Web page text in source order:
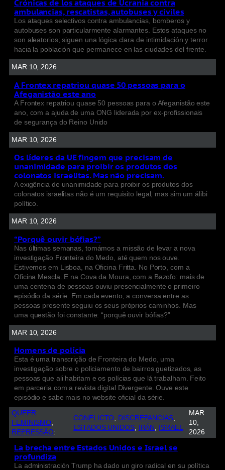
Crónicas de los ataques de Ucrania contra
ambulancias, rescatistas, autobuses y civiles
Los ataques selectivos contra ambulancias, bomberos y
autobuses son particularmente alarmantes. Estos ataques no
son aleatorios; siguen una lógica clara de intimidación y terror
hacia la población que permanece en las ciudades del frente.
MAR 10, 2026
A Frontex repatriou quase 50 pessoas para o
Afeganistão este ano
A Frontex repatriou quase 50 pessoas para o Afeganistão este
ano, com a ajuda de uma ONG liderada por ex-profissionais
de segurança do Reino Unido
MAR 10, 2026
Os líderes da UE fingem que precisam de
unanimidade para proibir os produtos dos
colonatos israelitas. Mas não precisam.
A exigência de unanimidade para proibir os produtos dos
colonatos israelitas não é um requisito legal, mas sim um álibi
político.
MAR 10, 2026
“Porquê ouvir bófias?”
Nas últimas semanas, tomámos a missão de levar a nova
investigação Fronteira do Medo, até quem nos ouve.
Estivemos em Lisboa, na Oficina Fritta. No Porto, com a
Oficina Mescla. E na Cova da Moura, com a Bazofo: mais de
uma centena de pessoas ouviu presencialmente o primeiro
episódio da série. Em cada evento, a conversa entre as
pessoas presente seguiu os seus próprios caminhos. Mas
uma questão foi constante: “porquê ouvir bófias?”
MAR 10, 2026
Homens de polícia
Esta é uma transcrição de Fronteira do Medo, uma
investigação sobre o policiamento de bairros guetizados, as
pessoas que ali habitam e os polícias que lá trabalham. Feito
em parceria com a revista digital Divergente. Ouve este
episódio e sabe mais no website oficial da série.
QUEER
FEMINISMO
REPRESSÃO:
CONFLICTO DISCREPANCIAS
ESTADOS UNIDOS, IRÁN ISRAEL
MAR
10,
2026
La brecha entre Estados Unidos e Israel se
profundiza
La administración Trump ha dado un giro radical en su política